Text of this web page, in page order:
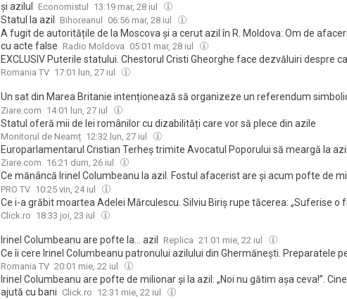
și azilul
Economistul 13:19 mar, 28 iul
Statul la azil Bihoreanul 06:56 mar, 28 iul
A fugit de autoritățile de la Moscova și a cerut azil în R. Moldova: Om de
cu acte false Radio Moldova 05:01 mar, 28 iul
EXCLUSIV Puterile statului. Chestorul Cristi Gheorghe face dezvăluiri despre
azilelor ilegale din Bihor. Cum a început ancheta: „Mi s-a părut ceva straniu și
Romania TV 17:01 lun, 27 iul
Un sat din Marea Britanie intenționează să organizeze un referendum
secesiune și să adere la SUA. Ce îi nemulțumește?
Ziare.com 14:01 lun, 27 iul
Statul oferă mii de lei românilor cu dizabilități care vor să plece din azile
Monitorul de Neamț 12:32 lun, 27 iul
Europarlamentarul Cristian Terheș trimite Avocatul Poporului să meargă la
Dumbrava după ce a participat la marșul Pride de la Oradea
Ziare.com 16:21 dum, 26 iul
Ce mănâncă Irinel Columbeanu la azil. Fostul afacerist are și acum pofte de
„Duce dorul vremurilor când avea bani”
PRO TV 10:25 vin, 24 iul
Ce i-a grăbit moartea Adelei Mărculescu. Silviu Biriș rupe tăcerea: „Suferise o
șold, era la azil, în scaun cu rotile”
Click.ro 18:33 joi, 23 iul
Irinel Columbeanu are pofte la... azil Replica 21:01 mie, 22 iul
Ce îi cere Irinel Columbeanu patronului azilului din Ghermănești. Preparatele
fostul milionar vrea să le aibă pe masă
Romania TV 20:01 mie, 22 iul
Irinel Columbeanu are pofte de milionar și la azil: „Noi nu gătim așa ceva!”.
ajută cu bani Click.ro 12:31 mie, 22 iul